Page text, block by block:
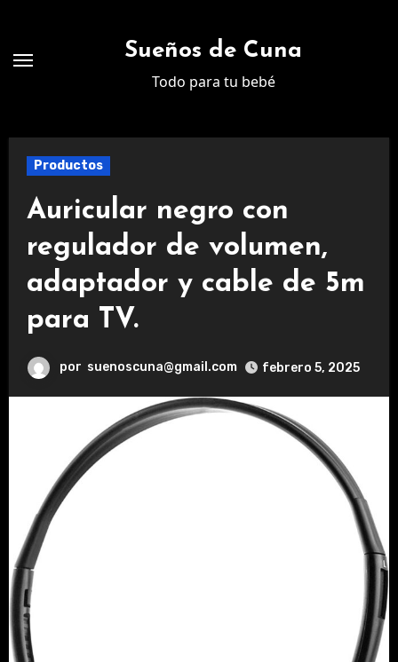
contenido
Sueños de Cuna
Todo para tu bebé
Productos
Auricular negro con
regulador de volumen,
adaptador y cable de 5m
para TV.
por suenoscuna@gmail.com febrero 5, 2025